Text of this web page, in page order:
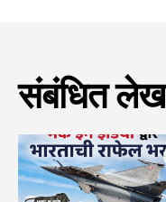
संबंधित लेख